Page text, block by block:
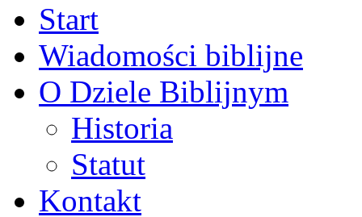
Start
Wiadomości biblijne
O Dziele Biblijnym
Historia
Statut
Kontakt